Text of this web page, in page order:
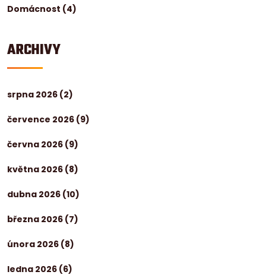
Domácnost (4)
ARCHIVY
srpna 2026 (2)
července 2026 (9)
června 2026 (9)
května 2026 (8)
dubna 2026 (10)
března 2026 (7)
února 2026 (8)
ledna 2026 (6)